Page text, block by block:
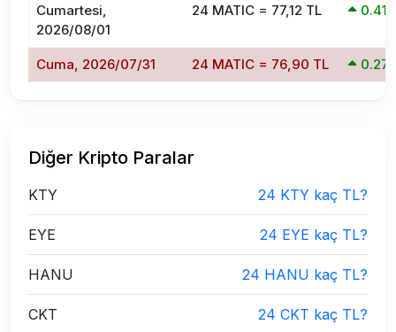
Cumartesi,
2026/08/01
24 MATIC = 77,12 TL
Cuma, 2026/07/31 24 MATIC = 76,90 TL
Diğer Kripto Paralar
KTY 24 KTY kaç TL?
EYE 24 EYE kaç TL?
HANU 24 HANU kaç TL?
CKT 24 CKT kaç TL?